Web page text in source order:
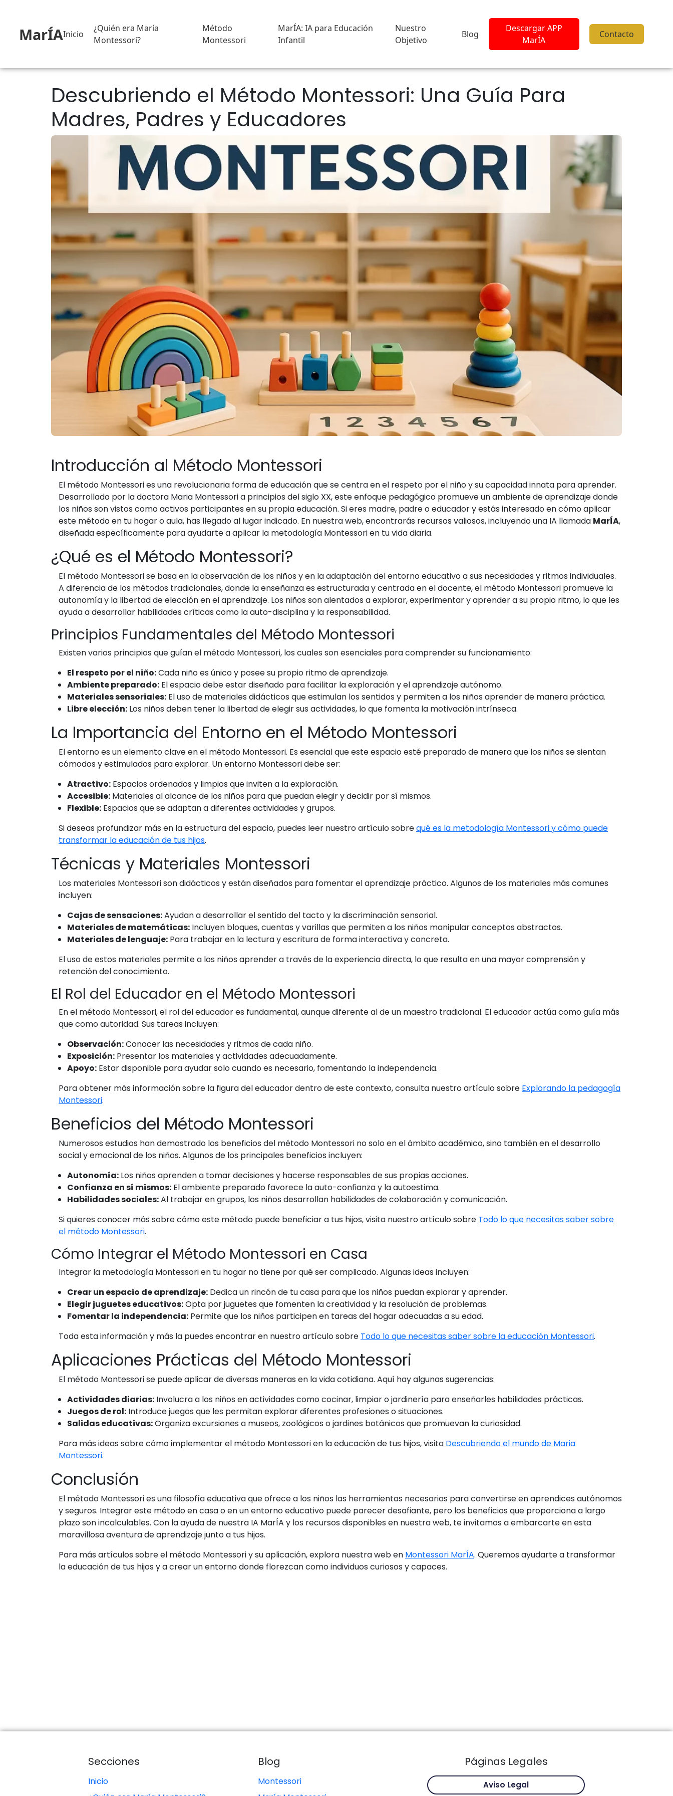
MarÍAInicio
¿Quién era María
Montessori?
Método
Montessori
MarÍA: IA para Educación
Infantil
Nuestro
Objetivo
Blog
Descargar APP
MarÍA
Contacto
Descubriendo el Método Montessori: Una Guía Para
Madres, Padres y Educadores
Introducción al Método Montessori
El método Montessori es una revolucionaria forma de educación que se centra en el respeto por el niño y su capacidad innata para aprender.
Desarrollado por la doctora Maria Montessori a principios del siglo XX, este enfoque pedagógico promueve un ambiente de aprendizaje donde
los niños son vistos como activos participantes en su propia educación. Si eres madre, padre o educador y estás interesado en cómo aplicar
este método en tu hogar o aula, has llegado al lugar indicado. En nuestra web, encontrarás recursos valiosos, incluyendo una IA llamada MarÍA,
diseñada específicamente para ayudarte a aplicar la metodología Montessori en tu vida diaria.
¿Qué es el Método Montessori?
El método Montessori se basa en la observación de los niños y en la adaptación del entorno educativo a sus necesidades y ritmos individuales.
A diferencia de los métodos tradicionales, donde la enseñanza es estructurada y centrada en el docente, el método Montessori promueve la
autonomía y la libertad de elección en el aprendizaje. Los niños son alentados a explorar, experimentar y aprender a su propio ritmo, lo que les
ayuda a desarrollar habilidades críticas como la auto-disciplina y la responsabilidad.
Principios Fundamentales del Método Montessori
Existen varios principios que guían el método Montessori, los cuales son esenciales para comprender su funcionamiento:
El respeto por el niño:Cada niño es único y posee su propio ritmo de aprendizaje.
Ambiente preparado: El espacio debe estar diseñado para facilitar la exploración y el aprendizaje autónomo.
Materiales sensoriales: El uso de materiales didácticos que estimulan los sentidos y permiten a los niños aprender de manera práctica.
Libre elección: Los niños deben tener la libertad de elegir sus actividades, lo que fomenta la motivación intrínseca.
La Importancia del Entorno en el Método Montessori
El entorno es un elemento clave en el método Montessori. Es esencial que este espacio esté preparado de manera que los niños se sientan
cómodos y estimulados para explorar. Un entorno Montessori debe ser:
Atractivo: Espacios ordenados y limpios que inviten a la exploración.
Accesible: Materiales al alcance de los niños para que puedan elegir y decidir por sí mismos.
Flexible: Espacios que se adaptan a diferentes actividades y grupos.
Si deseas profundizar más en la estructura del espacio, puedes leer nuestro artículo sobrequé es la metodología Montessori y cómo puede
transformar la educación de tus hijos.
Técnicas y Materiales Montessori
Los materiales Montessori son didácticos y están diseñados para fomentar el aprendizaje práctico. Algunos de los materiales más comunes
incluyen:
Cajas de sensaciones:Ayudan a desarrollar el sentido del tacto y la discriminación sensorial.
Materiales de matemáticas: Incluyen bloques, cuentas y varillas que permiten a los niños manipular conceptos abstractos.
Materiales de lenguaje: Para trabajar en la lectura y escritura de forma interactiva y concreta.
El uso de estos materiales permite a los niños aprender a través de la experiencia directa, lo que resulta en una mayor comprensión y
retención del conocimiento.
El Rol del Educador en el Método Montessori
En el método Montessori, el rol del educador es fundamental, aunque diferente al de un maestro tradicional. El educador actúa como guía más
que como autoridad. Sus tareas incluyen:
Observación:Conocer las necesidades y ritmos de cada niño.
Exposición: Presentar los materiales y actividades adecuadamente.
Apoyo: Estar disponible para ayudar solo cuando es necesario, fomentando la independencia.
Para obtener más información sobre la figura del educador dentro de este contexto, consulta nuestro artículo sobre Explorando la pedagogía
Montessori.
Beneficios del Método Montessori
Numerosos estudios han demostrado los beneficios del método Montessori no solo en el ámbito académico, sino también en el desarrollo
social y emocional de los niños. Algunos de los principales beneficios incluyen:
Autonomía: Los niños aprenden a tomar decisiones y hacerse responsables de sus propias acciones.
Confianza en sí mismos: El ambiente preparado favorece la auto-confianza y la autoestima.
Habilidades sociales:Al trabajar en grupos, los niños desarrollan habilidades de colaboración y comunicación.
Si quieres conocer más sobre cómo este método puede beneficiar a tus hijos, visita nuestro artículo sobre Todo lo que necesitas saber sobre
el método Montessori.
Cómo Integrar el Método Montessori en Casa
Integrar la metodología Montessori en tu hogar no tiene por qué ser complicado. Algunas ideas incluyen:
Crear un espacio de aprendizaje: Dedica un rincón de tu casa para que los niños puedan explorar y aprender.
Elegir juguetes educativos:Opta por juguetes que fomenten la creatividad y la resolución de problemas.
Fomentar la independencia: Permite que los niños participen en tareas del hogar adecuadas a su edad.
Toda esta información y más la puedes encontrar en nuestro artículo sobre Todo lo que necesitas saber sobre la educación Montessori.
Aplicaciones Prácticas del Método Montessori
El método Montessori se puede aplicar de diversas maneras en la vida cotidiana. Aquí hay algunas sugerencias:
Actividades diarias: Involucra a los niños en actividades como cocinar, limpiar o jardinería para enseñarles habilidades prácticas.
Juegos de rol: Introduce juegos que les permitan explorar diferentes profesiones o situaciones.
Salidas educativas:Organiza excursiones a museos, zoológicos o jardines botánicos que promuevan la curiosidad.
Para más ideas sobre cómo implementar el método Montessori en la educación de tus hijos, visita Descubriendo el mundo de Maria
Montessori.
Conclusión
El método Montessori es una filosofía educativa que ofrece a los niños las herramientas necesarias para convertirse en aprendices autónomos
y seguros. Integrar este método en casa o en un entorno educativo puede parecer desafiante, pero los beneficios que proporciona a largo
plazo son incalculables. Con la ayuda de nuestra IA MarÍA y los recursos disponibles en nuestra web, te invitamos a embarcarte en esta
maravillosa aventura de aprendizaje junto a tus hijos.
Para más artículos sobre el método Montessori y su aplicación, explora nuestra web en Montessori MarÍA. Queremos ayudarte a transformar
la educación de tus hijos y a crear un entorno donde florezcan como individuos curiosos y capaces.
Secciones
Inicio
Blog
Montessori
Páginas Legales
Aviso Legal